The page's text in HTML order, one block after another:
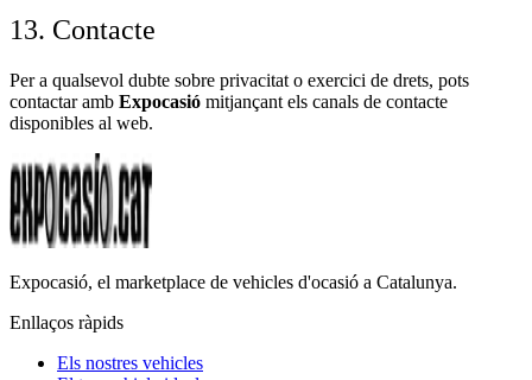
13. Contacte
Per a qualsevol dubte sobre privacitat o exercici de drets, pots
contactar amb Expocasió mitjançant els canals de contacte
disponibles al web.
Expocasió, el marketplace de vehicles d'ocasió a Catalunya.
Enllaços ràpids
Els nostres vehicles